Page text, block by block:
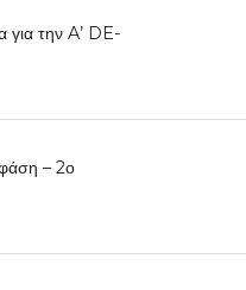
για την A’ DE-
– 2ο